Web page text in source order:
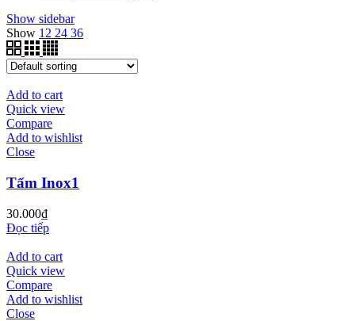
Show sidebar
Show 12 24 36
Add to cart
Quick view
Compare
Add to wishlist
Close
Tấm Inox1
30.000₫
Đọc tiếp
Add to cart
Quick view
Compare
Add to wishlist
Close